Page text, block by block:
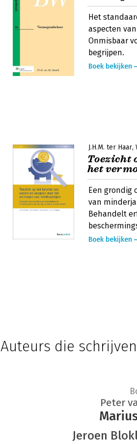
Het
aspecten
Onmisbaar
begrijpen.
Boek bekijken
J.H.M. ter Haar
Toezicht
het
Een grondig
van
Behandelt
Boek bekijken
Auteurs die
Jeroen
Peter